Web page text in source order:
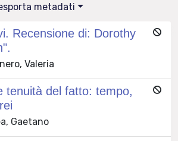
metadati
Recensione di: Dorothy
Valeria
tenuità del fatto: tempo,
Gaetano